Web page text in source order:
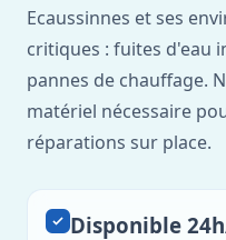
Ecaussinnes et ses
critiques : fuites d'eau
pannes de chauffage.
matériel nécessaire
réparations sur place.
Disponible